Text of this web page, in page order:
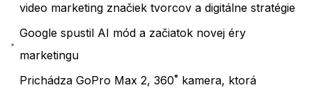
video marketing značiek tvorcov a digitálne stratégie
Google spustil AI mód a začiatok novej éry
marketingu
Prichádza GoPro Max 2, 360˚ kamera, ktorá